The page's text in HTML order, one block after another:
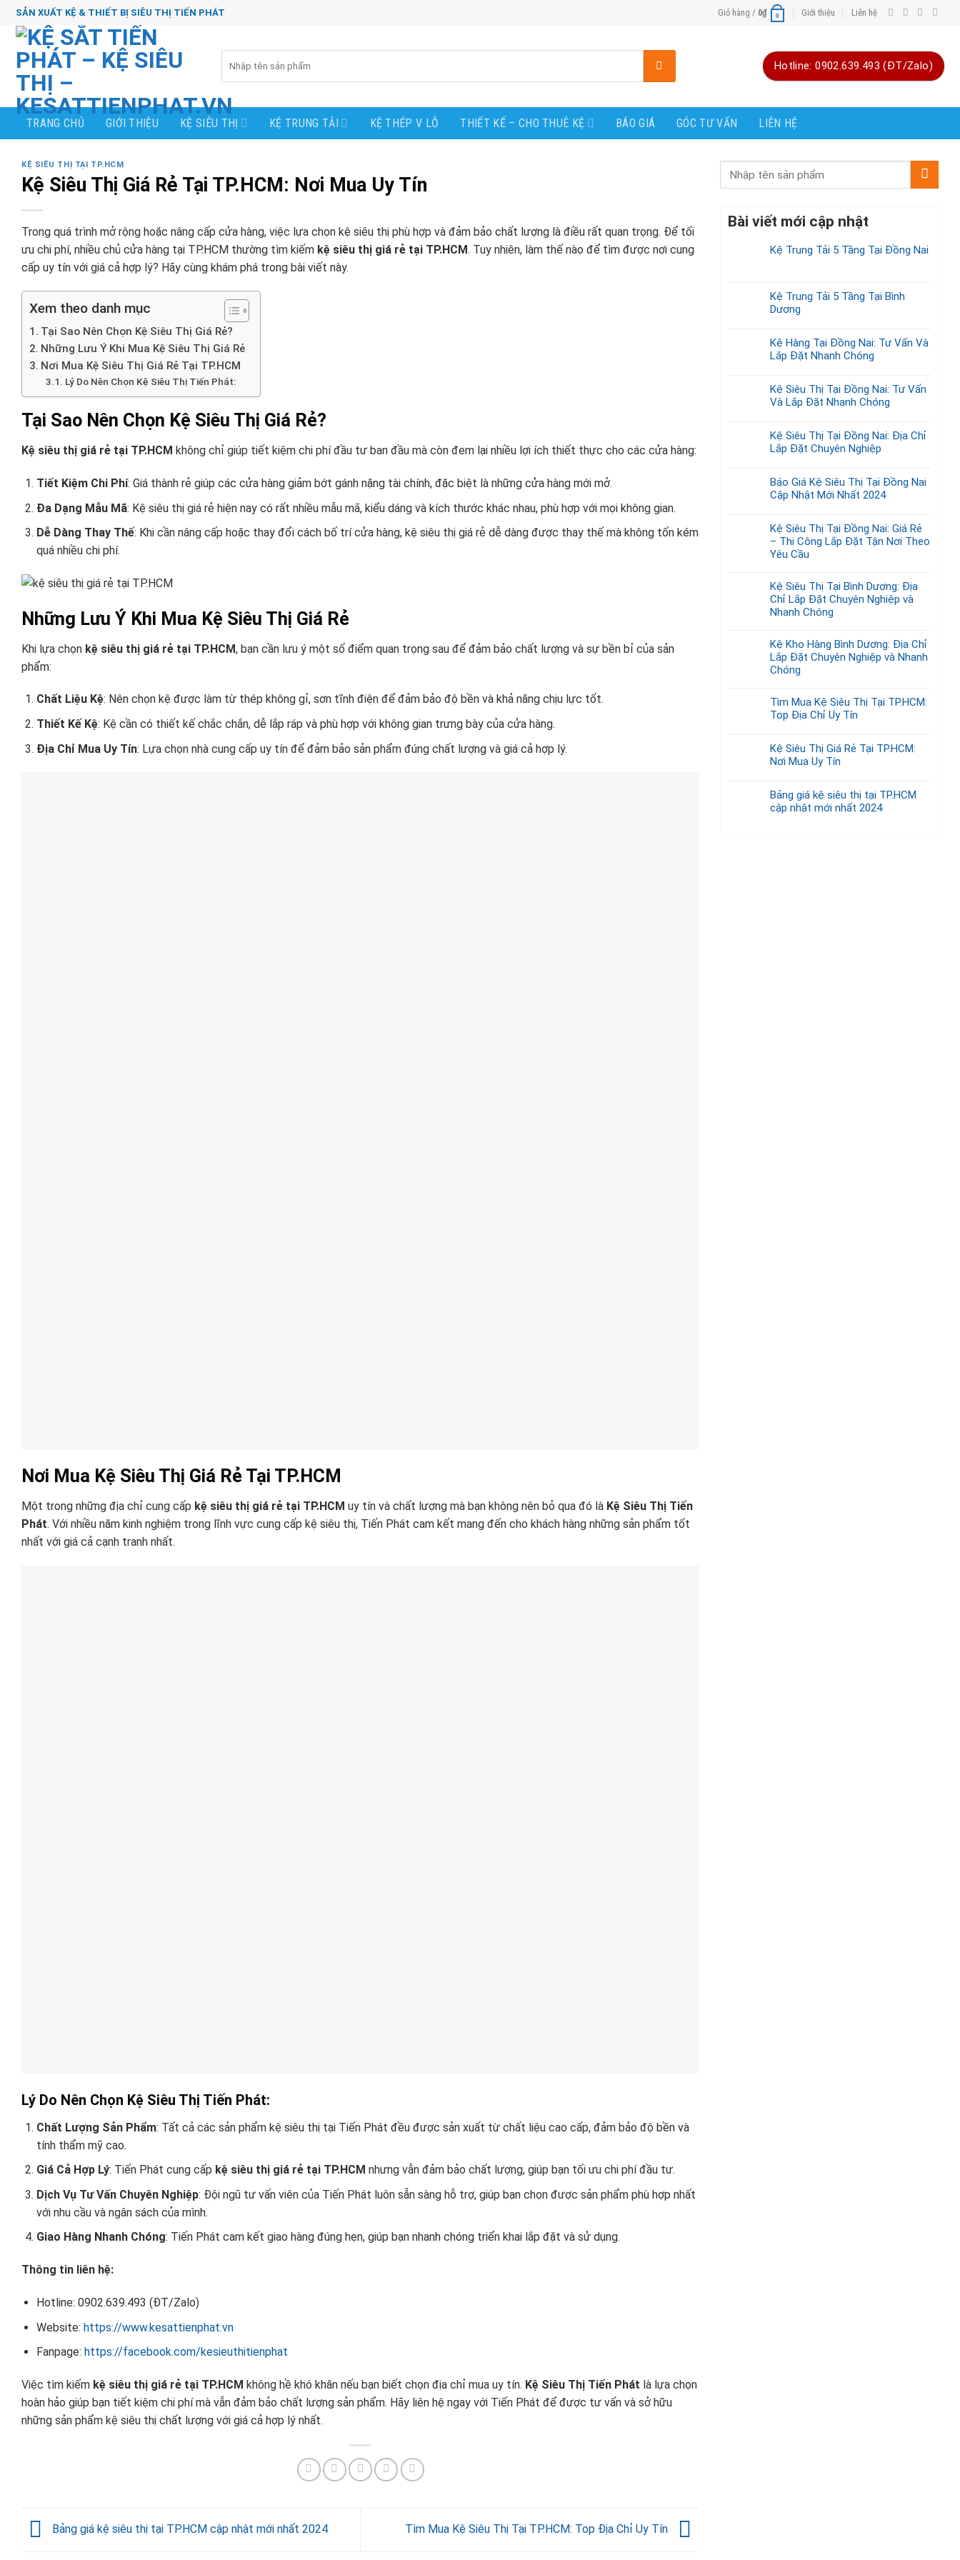
Chuyển
đến
dung
SẢN XUẤT KỆ & THIẾT BỊ SIÊU THỊ TIẾN PHÁT Giỏ hàng / 0₫ 0 Giới thiệu Liên hệ
kiếm:
Hotline: 0902.639.493 (ĐT/Zalo)
TRANG CHỦ GIỚI THIỆU KỆ SIÊU THỊ KỆ TRUNG TẢI KỆ THÉP V LỖ THIẾT KẾ – CHO THUÊ KỆ BÁO GIÁ GÓC TƯ VẤN LIÊN HỆ
KỆ SIÊU THỊ TẠI TP.HCM
Kệ Siêu Thị Giá Rẻ Tại TP.HCM: Nơi Mua Uy Tín
Trong quá trình mở rộng hoặc nâng cấp cửa hàng, việc lựa chọn kệ siêu thị phù hợp và đảm bảo chất lượng là điều rất quan trọng. Để tối
ưu chi phí, nhiều chủ cửa hàng tại TP.HCM thường tìm kiếm kệ siêu thị giá rẻ tại TP.HCM. Tuy nhiên, làm thế nào để tìm được nơi cung
cấp uy tín với giá cả hợp lý? Hãy cùng khám phá trong bài viết này.
Xem theo danh mục
Tại Sao Nên Chọn Kệ Siêu Thị Giá Rẻ?
Những Lưu Ý Khi Mua Kệ Siêu Thị Giá Rẻ
Nơi Mua Kệ Siêu Thị Giá Rẻ Tại TP.HCM
Lý Do Nên Chọn Kệ Siêu Thị Tiến Phát:
Tại Sao Nên Chọn Kệ Siêu Thị Giá Rẻ?
Kệ siêu thị giá rẻ tại TP.HCM không chỉ giúp tiết kiệm chi phí đầu tư ban đầu mà còn đem lại nhiều lợi ích thiết thực cho các cửa hàng:
Tiết Kiệm Chi Phí: Giá thành rẻ giúp các cửa hàng giảm bớt gánh nặng tài chính, đặc biệt là những cửa hàng mới mở.
Đa Dạng Mẫu Mã: Kệ siêu thị giá rẻ hiện nay có rất nhiều mẫu mã, kiểu dáng và kích thước khác nhau, phù hợp với mọi không gian.
Dễ Dàng Thay Thế: Khi cần nâng cấp hoặc thay đổi cách bố trí cửa hàng, kệ siêu thị giá rẻ dễ dàng được thay thế mà không tốn kém
quá nhiều chi phí.
Những Lưu Ý Khi Mua Kệ Siêu Thị Giá Rẻ
Khi lựa chọn kệ siêu thị giá rẻ tại TP.HCM, bạn cần lưu ý một số điểm quan trọng sau để đảm bảo chất lượng và sự bền bỉ của sản
phẩm:
Chất Liệu Kệ: Nên chọn kệ được làm từ thép không gỉ, sơn tĩnh điện để đảm bảo độ bền và khả năng chịu lực tốt.
Thiết Kế Kệ: Kệ cần có thiết kế chắc chắn, dễ lắp ráp và phù hợp với không gian trưng bày của cửa hàng.
Địa Chỉ Mua Uy Tín: Lựa chọn nhà cung cấp uy tín để đảm bảo sản phẩm đúng chất lượng và giá cả hợp lý.
Nơi Mua Kệ Siêu Thị Giá Rẻ Tại TP.HCM
Một trong những địa chỉ cung cấp kệ siêu thị giá rẻ tại TP.HCM uy tín và chất lượng mà bạn không nên bỏ qua đó là Kệ Siêu Thị Tiến
Phát. Với nhiều năm kinh nghiệm trong lĩnh vực cung cấp kệ siêu thị, Tiến Phát cam kết mang đến cho khách hàng những sản phẩm tốt
nhất với giá cả cạnh tranh nhất.
Lý Do Nên Chọn Kệ Siêu Thị Tiến Phát:
Chất Lượng Sản Phẩm: Tất cả các sản phẩm kệ siêu thị tại Tiến Phát đều được sản xuất từ chất liệu cao cấp, đảm bảo độ bền và
tính thẩm mỹ cao.
Giá Cả Hợp Lý: Tiến Phát cung cấp kệ siêu thị giá rẻ tại TP.HCM nhưng vẫn đảm bảo chất lượng, giúp bạn tối ưu chi phí đầu tư.
Dịch Vụ Tư Vấn Chuyên Nghiệp: Đội ngũ tư vấn viên của Tiến Phát luôn sẵn sàng hỗ trợ, giúp bạn chọn được sản phẩm phù hợp nhất
với nhu cầu và ngân sách của mình.
Giao Hàng Nhanh Chóng: Tiến Phát cam kết giao hàng đúng hẹn, giúp bạn nhanh chóng triển khai lắp đặt và sử dụng.
Thông tin liên hệ:
Hotline: 0902.639.493 (ĐT/Zalo)
Website: https://www.kesattienphat.vn
Fanpage: https://facebook.com/kesieuthitienphat
Việc tìm kiếm kệ siêu thị giá rẻ tại TP.HCM không hề khó khăn nếu bạn biết chọn địa chỉ mua uy tín. Kệ Siêu Thị Tiến Phát là lựa chọn
hoàn hảo giúp bạn tiết kiệm chi phí mà vẫn đảm bảo chất lượng sản phẩm. Hãy liên hệ ngay với Tiến Phát để được tư vấn và sở hữu
những sản phẩm kệ siêu thị chất lượng với giá cả hợp lý nhất.
Bảng giá kệ siêu thị tại TP.HCM cập nhật mới nhất 2024 Tìm Mua Kệ Siêu Thị Tại TP.HCM: Top Địa Chỉ Uy Tín
Bài viết mới cập nhật
Kệ Trung Tải 5 Tầng Tại Đồng Nai
Kệ Trung Tải 5 Tầng Tại Bình
Dương
Kệ Hàng Tại Đồng Nai: Tư Vấn Và
Lắp Đặt Nhanh Chóng
Kệ Siêu Thị Tại Đồng Nai: Tư Vấn
Và Lắp Đặt Nhanh Chóng
Kệ Siêu Thị Tại Đồng Nai: Địa Chỉ
Lắp Đặt Chuyên Nghiệp
Báo Giá Kệ Siêu Thị Tại Đồng Nai
Cập Nhật Mới Nhất 2024
Kệ Siêu Thị Tại Đồng Nai: Giá Rẻ
– Thi Công Lắp Đặt Tận Nơi Theo
Yêu Cầu
Kệ Siêu Thị Tại Bình Dương: Địa
Chỉ Lắp Đặt Chuyên Nghiệp và
Nhanh Chóng
Kệ Kho Hàng Bình Dương: Địa Chỉ
Lắp Đặt Chuyên Nghiệp và Nhanh
Chóng
Tìm Mua Kệ Siêu Thị Tại TP.HCM:
Top Địa Chỉ Uy Tín
Kệ Siêu Thị Giá Rẻ Tại TP.HCM:
Nơi Mua Uy Tín
Bảng giá kệ siêu thị tại TP.HCM
cập nhật mới nhất 2024